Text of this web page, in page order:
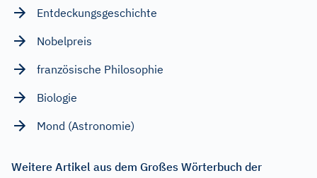
Entdeckungsgeschichte
Nobelpreis
französische Philosophie
Biologie
Mond (Astronomie)
Weitere Artikel aus dem Großes Wörterbuch der